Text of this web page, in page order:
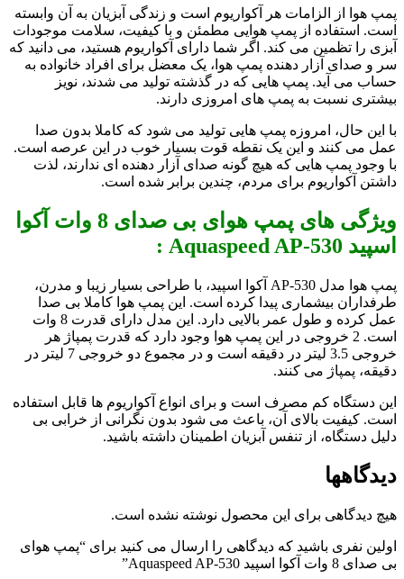
پمپ هوا از الزامات هر آکواریوم است و زندگی آبزیان به آن وابسته
است. استفاده از پمپ هوایی مطمئن و با کیفیت، سلامت موجودات
آبزی را تظمین می کند. اگر شما دارای آکواریوم هستید، می دانید که
سر و صدای آزار دهنده پمپ هوا، یک معضل برای افراد خانواده به
حساب می آید. پمپ هایی که در گذشته تولید می شدند، نویز
بیشتری نسبت به پمپ های امروزی دارند.
با این حال، امروزه پمپ هایی تولید می شود که کاملا بدون صدا
عمل می کنند و این یک نقطه قوت بسیار خوب در این عرصه است.
با وجود پمپ هایی که هیچ گونه صدای آزار دهنده ای ندارند، لذت
داشتن آکواریوم برای مردم، چندین برابر شده است.
ویژگی های پمپ هوای بی صدای 8 وات آکوا
اسپید Aquaspeed AP-530 :
پمپ هوا مدل AP-530 آکوا اسپید، با طراحی بسیار زیبا و مدرن،
طرفداران بیشماری پیدا کرده است. این پمپ هوا کاملا بی صدا
عمل کرده و طول عمر بالایی دارد. این مدل دارای قدرت 8 وات
است. 2 خروجی در این پمپ هوا وجود دارد که قدرت پمپاژ هر
خروجی 3.5 لیتر در دقیقه است و در مجموع دو خروجی 7 لیتر در
دقیقه، پمپاژ می کنند.
این دستگاه کم مصرف است و برای انواع آکواریوم ها قابل استفاده
است. کیفیت بالای آن، باعث می شود بدون نگرانی از خرابی بی
دلیل دستگاه، از تنفس آبزیان اطمینان داشته باشید.
دیدگاهها
هیچ دیدگاهی برای این محصول نوشته نشده است.
اولین نفری باشید که دیدگاهی را ارسال می کنید برای “پمپ هوای
بی صدای 8 وات آکوا اسپید Aquaspeed AP-530”